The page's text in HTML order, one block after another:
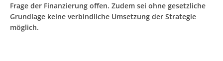
Frage der Finanzierung offen. Zudem sei ohne gesetzliche
Grundlage keine verbindliche Umsetzung der Strategie
möglich.